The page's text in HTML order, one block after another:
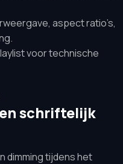
aspect ratio’s,
voor technische
schriftelijk
dimming tijdens het